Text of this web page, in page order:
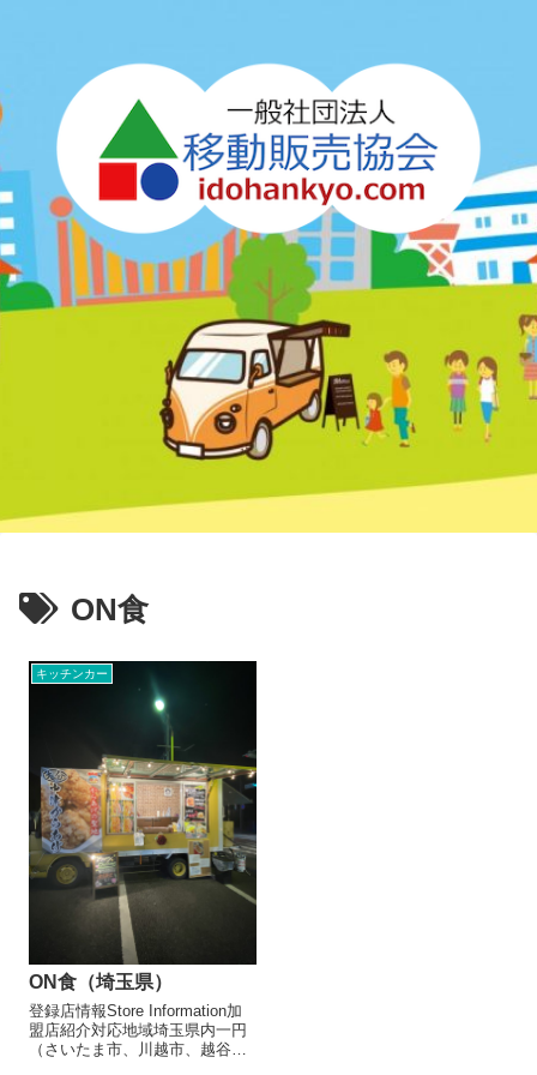
ON食
キッチンカー
ON食（埼玉県）
登録店情報Store Information加
盟店紹介対応地域埼玉県内一円
（さいたま市、川越市、越谷